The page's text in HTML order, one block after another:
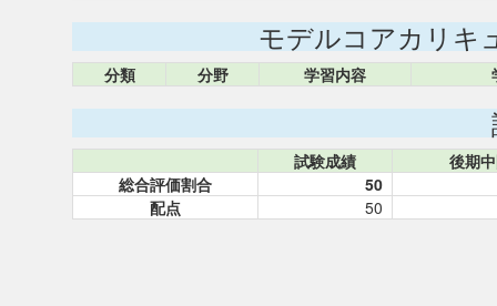
モデルコアカリキ
分類 分野 学習内容
試験成績
後期
総合評価割合
50
配点
50